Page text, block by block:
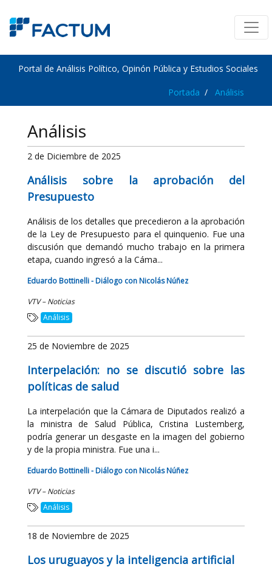
Portal de Análisis Político, Opinón Pública y Estudios Sociales
Portada Análisis
Análisis
2 de Diciembre de 2025
Análisis sobre la aprobación del
Presupuesto
Análisis de los detalles que precedieron a la aprobación
de la Ley de Presupuesto para el quinquenio. Fue una
discusión que demandó mucho trabajo en la primera
etapa, cuando ingresó a la Cáma...
Eduardo Bottinelli - Diálogo con Nicolás Núñez
VTV – Noticias
Análisis
25 de Noviembre de 2025
Interpelación: no se discutió sobre las
políticas de salud
La interpelación que la Cámara de Diputados realizó a
la ministra de Salud Pública, Cristina Lustemberg,
podría generar un desgaste en la imagen del gobierno
y de la propia ministra. Fue una i...
Eduardo Bottinelli - Diálogo con Nicolás Núñez
VTV – Noticias
Análisis
18 de Noviembre de 2025
Los uruguayos y la inteligencia artificial